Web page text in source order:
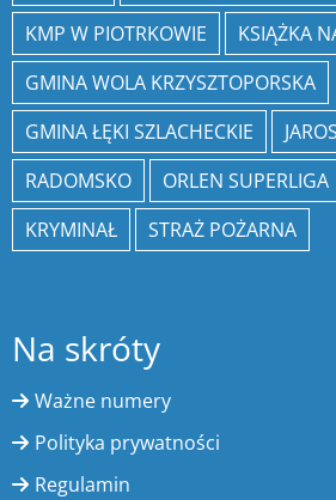
KMP W PIOTRKOWIE
KSIĄŻKA
GMINA WOLA KRZYSZTOPORSKA
GMINA ŁĘKI SZLACHECKIE
RADOMSKO
ORLEN SUPERLIGA
KRYMINAŁ
STRAŻ POŻARNA
Na skróty
Ważne numery
Polityka prywatności
Regulamin